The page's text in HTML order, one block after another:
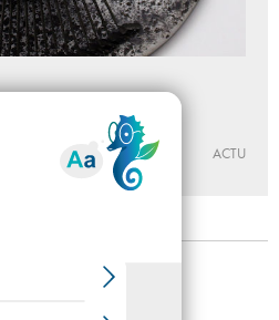
CAMILLE LAMBERT
ACTU